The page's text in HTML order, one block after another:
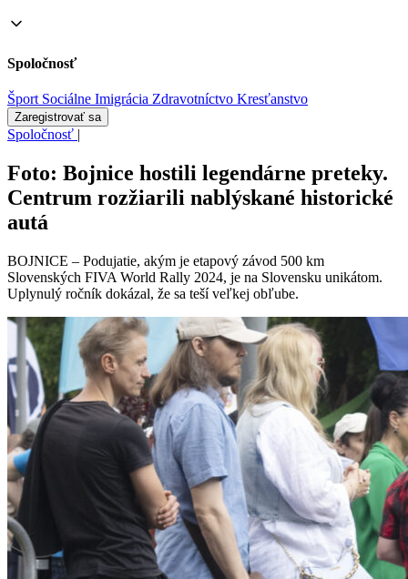
Spoločnosť
Šport Sociálne Imigrácia Zdravotníctvo Kresťanstvo
Zaregistrovať sa
Spoločnosť |
Foto: Bojnice hostili legendárne preteky.
Centrum rozžiarili nablýskané historické
autá
BOJNICE – Podujatie, akým je etapový závod 500 km
Slovenských FIVA World Rally 2024, je na Slovensku unikátom.
Uplynulý ročník dokázal, že sa teší veľkej obľube.